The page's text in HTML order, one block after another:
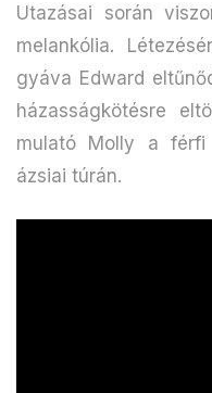
Utazásai során
melankólia.
gyáva Edward
házasságkötésre
mulató Molly a
ázsiai túrán.